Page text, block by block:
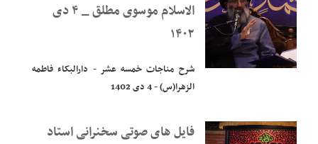
الاسلام موسوی مطلق _ ۴ دی
۱۴۰۲
شرح مناجات خمسه عشر - دارالبکاء فاطمه
فایل های صوتی سخنرانی استاد